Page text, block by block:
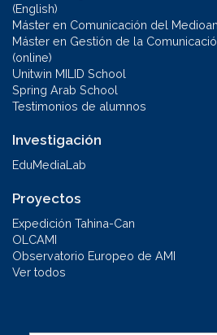
(English)
Máster en Comunicación del
Máster en Gestión de la
(online)
Unitwin MILID School
Spring Arab School
Testimonios de alumnos
Investigación
EduMediaLab
Proyectos
Expedición Tahina-Can
OLCAMI
Observatorio Europeo de AMI
Ver todos